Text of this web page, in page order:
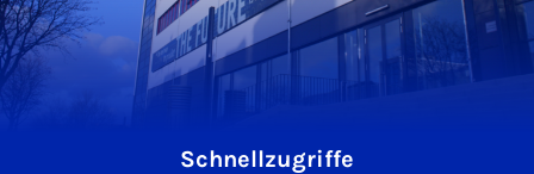
Schnellzugriffe